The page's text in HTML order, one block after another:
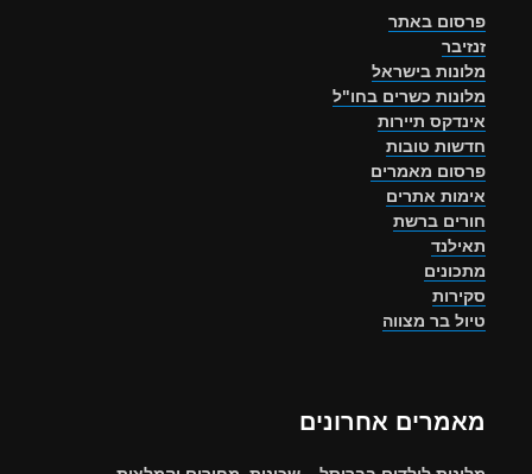
פרסום באתר
זנזיבר
מלונות בישראל
מלונות כשרים בחו"ל
אינדקס תיירות
חדשות טובות
פרסום מאמרים
אימות אתרים
חורים ברשת
תאילנד
מתכונים
סקירות
טיול בר מצווה
מאמרים אחרונים